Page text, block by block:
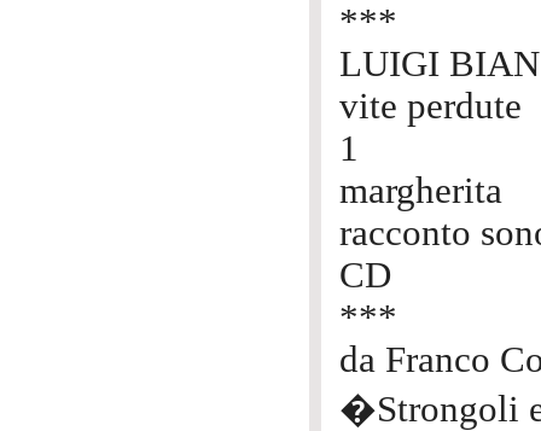
***
LUIGI
vite perdute
1
margherita
racconto
CD
***
da Franco
�Strongoli